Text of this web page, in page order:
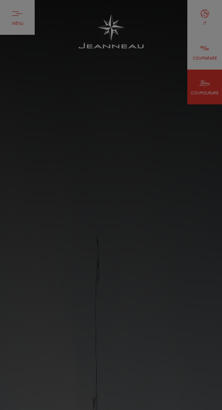
MENU
CONFIGURARE
COMPARARE
IT